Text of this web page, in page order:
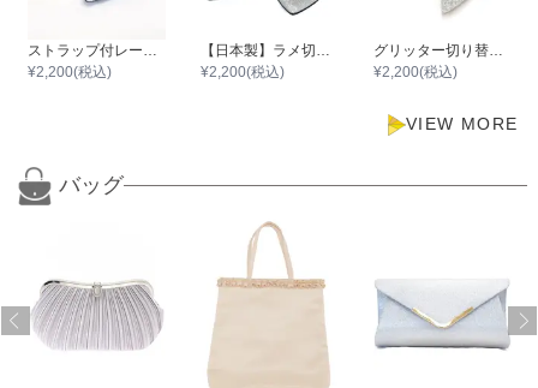
ストラップ付レースチャンキーヒール
¥2,200(税込)
【日本製】ラメ切り替えポインテッドトゥパンプス
¥2,200(税込)
グリッター切り替えポインテッドハイヒール
¥2,200(税込)
VIEW MORE
バッグ